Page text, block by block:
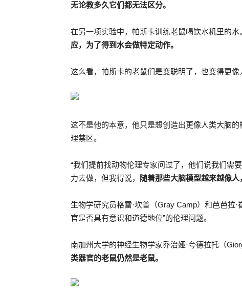
无论教多久它们都无法区分。
在另一项实验中，帕斯卡训练老鼠喝饮水机里的水
应，为了得到水会做特定动作。
这么看，帕斯卡的老鼠们是变聪明了，也变得更像
这不是他的本意，他只是想创造出更像人类大脑
理禁区。
“我们提前找动物伦理专家问过了，他们说我们需
力去做，但我得说，
随着那些大脑模型越来越像人
生物学研究员格雷·坎普（Gray Camp）和芭芭拉
官是否具有意识和道德地位”的伦理问题。
南加州大学的神经生物学家乔治娅·夸德拉托（
类器官的老鼠仍然是老鼠。